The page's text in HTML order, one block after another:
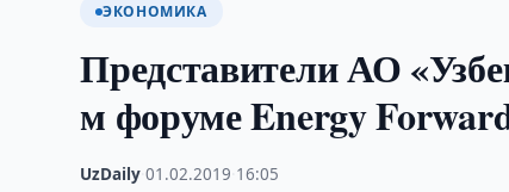
ЭКОНОМИКА
Представители АО
м форуме Energy
UzDaily ·01.02.2019 16:05